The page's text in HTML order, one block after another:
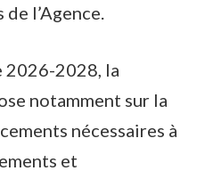
l’Agence.
2026-2028, la
notamment sur la
nécessaires à
et